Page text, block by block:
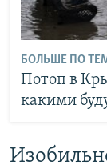
БОЛЬШЕ ПО
Потоп в
какими